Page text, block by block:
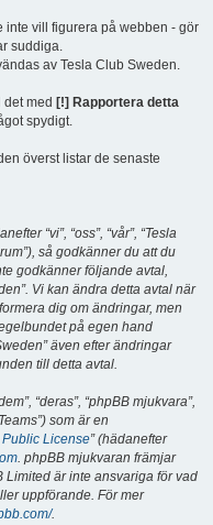
inte vill figurera på webben - gör
suddiga.
av Tesla Club Sweden.
det med [!] Rapportera detta
spydigt.
överst listar de senaste
“vi”, “oss”, “vår”, “Tesla
så godkänner du att du
godkänner följande avtal,
Vi kan ändra detta avtal när
dig om ändringar, men
på egen hand
även efter ändringar
till detta avtal.
“deras”, “phpBB mjukvara”,
som är en
License” (hädanefter
. phpBB mjukvaran främjar
Limited är inte ansvariga för vad
uppförande. För mer
.